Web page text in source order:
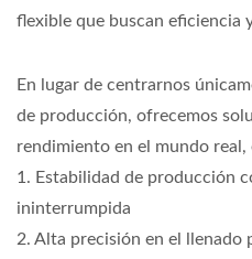
flexible que buscan eficiencia
En lugar de centrarnos
de producción, ofrecemos
rendimiento en el mundo real,
1. Estabilidad de producción
ininterrumpida
2. Alta precisión en el llenado